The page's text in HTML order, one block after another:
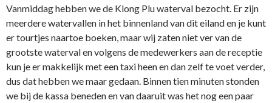
Vanmiddag hebben we de Klong Plu waterval bezocht. Er zijn
meerdere watervallen in het binnenland van dit eiland en je kunt
er tourtjes naartoe boeken, maar wij zaten niet ver van de
grootste waterval en volgens de medewerkers aan de receptie
kun je er makkelijk met een taxi heen en dan zelf te voet verder,
dus dat hebben we maar gedaan. Binnen tien minuten stonden
we bij de kassa beneden en van daaruit was het nog een paar